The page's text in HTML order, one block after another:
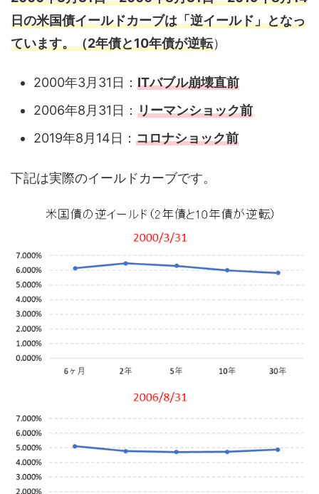
日の米国債イールドカーブは「逆イールド」となっ
ています。（2年債と10年債が逆転）
2000年3月31日： ITバブル崩壊直前
2006年8月31日： リーマンショック前
2019年8月14日： コロナショック前
下記は実際のイールドカーブです。